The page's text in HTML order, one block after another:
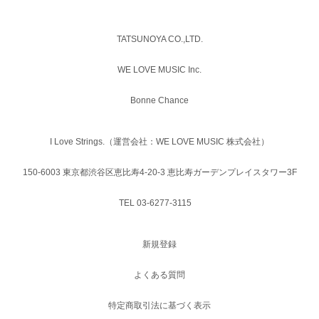
TATSUNOYA CO.,LTD.
WE LOVE MUSIC Inc.
Bonne Chance
I Love Strings.（運営会社：WE LOVE MUSIC 株式会社）
150-6003 東京都渋谷区恵比寿4-20-3 恵比寿ガーデンプレイスタワー3F
TEL 03-6277-3115
新規登録
よくある質問
特定商取引法に基づく表示